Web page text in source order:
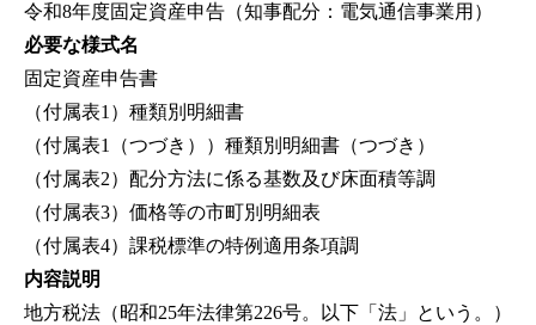
令和8年度固定資産申告（知事配分：電気通信事業用）
必要な様式名
固定資産申告書
（付属表1）種類別明細書
（付属表1（つづき））種類別明細書（つづき）
（付属表2）配分方法に係る基数及び床面積等調
（付属表3）価格等の市町別明細表
（付属表4）課税標準の特例適用条項調
内容説明
地方税法（昭和25年法律第226号。以下「法」という。）